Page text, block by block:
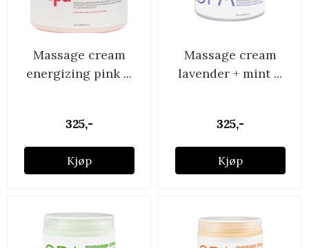
Massage cream
energizing pink ...
325,-
Kjøp
Massage cream
lavender + mint ...
325,-
Kjøp